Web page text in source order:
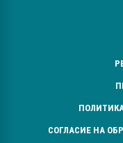
СОГЛАСИЕ НА